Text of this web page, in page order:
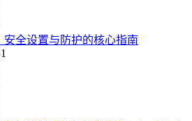
安全设置与防护的核心指南